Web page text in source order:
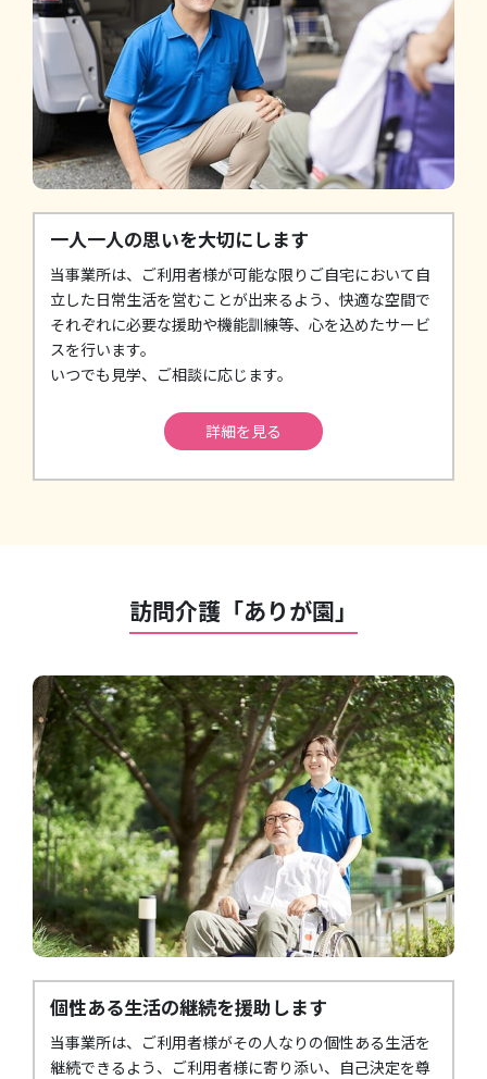
一人一人の思いを大切にします
当事業所は、ご利用者様が可能な限りご自宅において自
立した日常生活を営むことが出来るよう、快適な空間で
それぞれに必要な援助や機能訓練等、心を込めたサービ
スを行います。
いつでも見学、ご相談に応じます。
詳細を見る
訪問介護「ありが園」
個性ある生活の継続を援助します
当事業所は、ご利用者様がその人なりの個性ある生活を
継続できるよう、ご利用者様に寄り添い、自己決定を尊